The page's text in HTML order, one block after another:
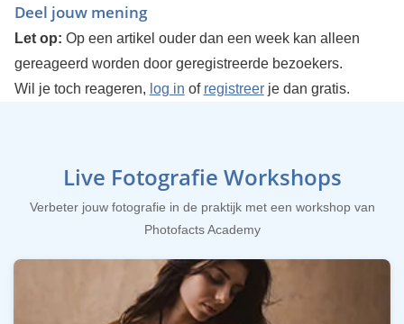
Deel jouw mening
Let op: Op een artikel ouder dan een week kan alleen
gereageerd worden door geregistreerde bezoekers.
Wil je toch reageren, log in of registreerje dan gratis.
Live Fotografie Workshops
Verbeter jouw fotografie in de praktijk met een workshop van
Photofacts Academy